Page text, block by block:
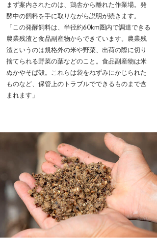
まず案内されたのは、鶏舎から離れた作業場。発
酵中の飼料を手に取りながら説明が続きます。
「この発酵飼料は、半径約60km圏内で調達できる
農業残渣と食品副産物からできています。農業残
渣というのは規格外の米や野菜、出荷の際に切り
捨てられる野菜の葉などのこと。食品副産物は米
ぬかやそば殻。これらは袋をねずみにかじられた
ものなど、保管上のトラブルでできるものまで含
まれます」